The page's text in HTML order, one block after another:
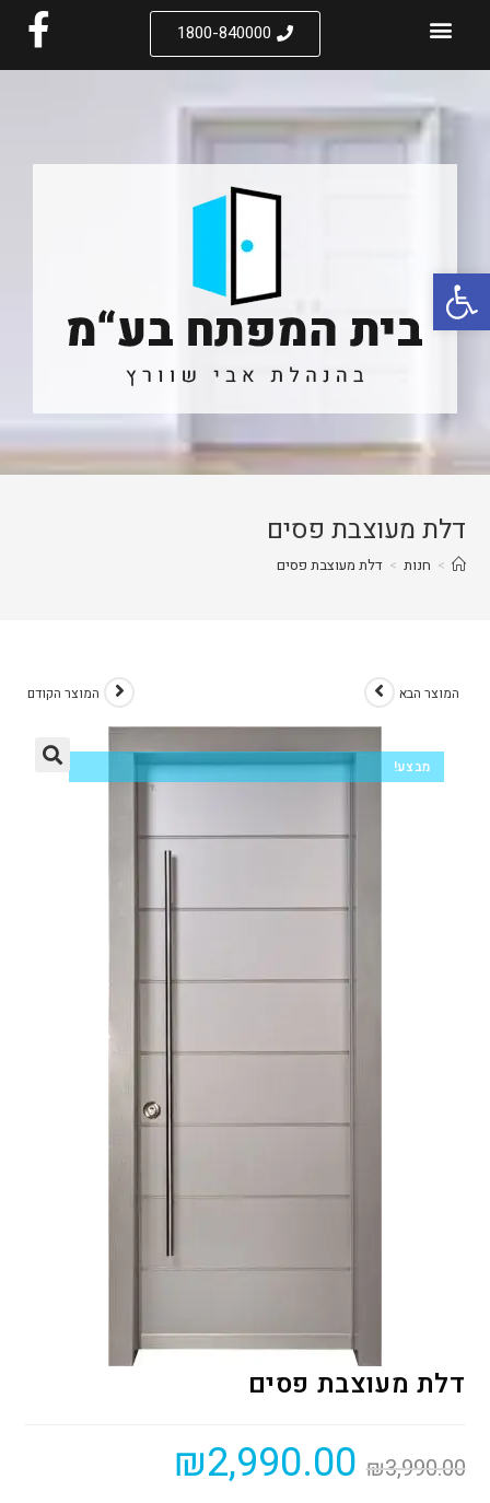
פתח סרגל נגישות
1800-840000
דלת מעוצבת פסים
> חנות > דלת מעוצבת פסים
מבצע!
המוצר הקודם המוצר הבא
דלת מעוצבת פסים
₪3,990.00
₪2,990.00